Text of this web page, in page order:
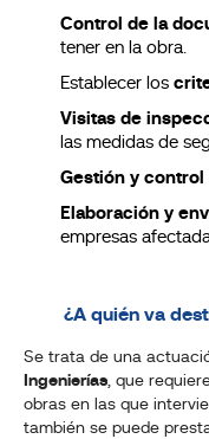
Control de la
tener en la obra.
Establecer los
Visitas de
las medidas de
Gestión y control
Elaboración y
empresas
¿A quién va
Se trata de una
Ingenierías, que
obras en las que
también se puede